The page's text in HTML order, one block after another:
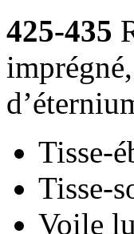
425-435
Tisse-
Tisse-
Voile